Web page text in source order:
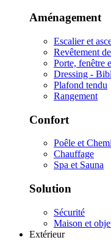
Aménagement
Escalier et
Revêtement
Porte, fenêtre
Dressing -
Plafond tendu
Rangement
Confort
Poêle et
Chauffage
Spa et Sauna
Solution
Sécurité
Maison et
Extérieur